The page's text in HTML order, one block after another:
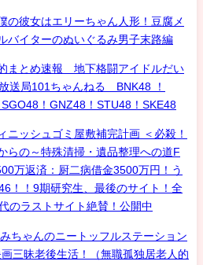
彼女はエリーちゃん人形！豆腐メ
バイターのぬいぐるみ男子末路編
まとめ速報 地下格闘アイドルだい
送局101ちゃんねる BNK48 ！
！GNZ48！STU48！SKE48
ニッシュゴミ屋敷補完計画 ＜必殺！
らの～特殊清掃・遺品整理への道F
万返済：厨二病借金3500万円！う
！！9期研究生、最後のサイト！全
のラストサイト絶賛！公開中
ちゃんのニートッフルステーション
三昧老後生活！（無職孤独居老人的